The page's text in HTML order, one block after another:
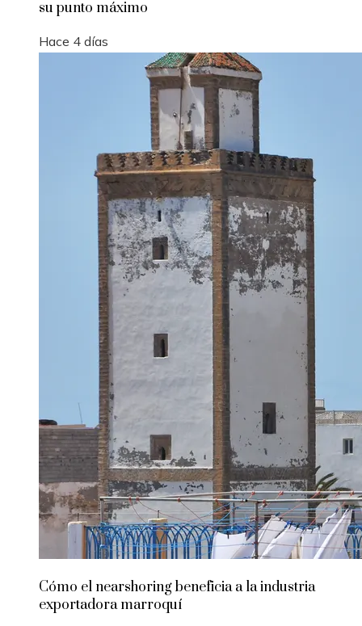
su punto máximo
Hace 4 días
Cómo el nearshoring beneficia a la industria
exportadora marroquí